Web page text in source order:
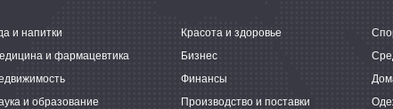
и напитки Красота и здоровье
и фармацевтика Бизнес
Финансы
и образование Производство и поставки